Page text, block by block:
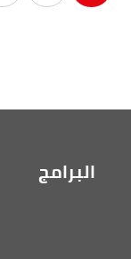
البرامج